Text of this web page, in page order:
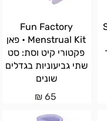
Fun Factory
Menstrual Kit • פאן
פקטורי קיט וסת: סט
שתי גביעוניות בגדלים
שונים
65 ₪